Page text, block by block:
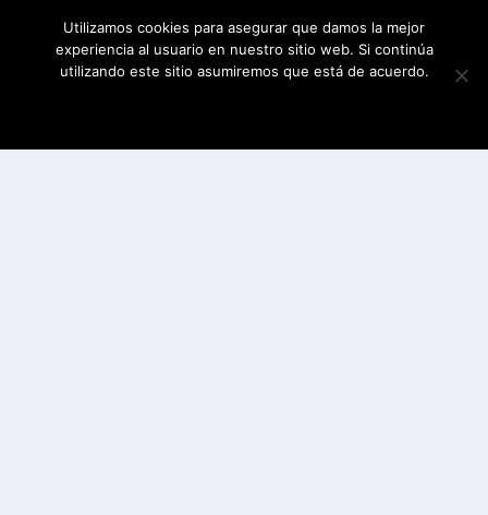
Utilizamos cookies para asegurar que damos la mejor
experiencia al usuario en nuestro sitio web. Si continúa
utilizando este sitio asumiremos que está de acuerdo.